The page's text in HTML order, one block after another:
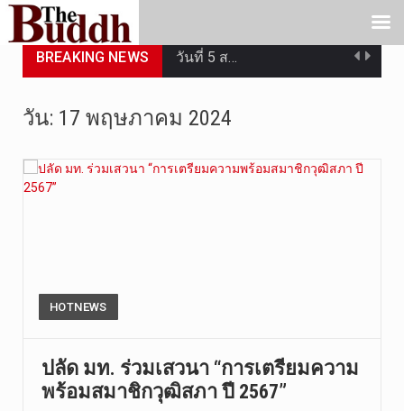
BREAKING NEWS วันที่ 5 ส…
ฉับพลัน!! …
วัน: 17 พฤษภาคม 2024
HOTNEWS
ปลัด มท. ร่วมเสวนา “การเตรียมความ
พร้อมสมาชิกวุฒิสภา ปี 2567”